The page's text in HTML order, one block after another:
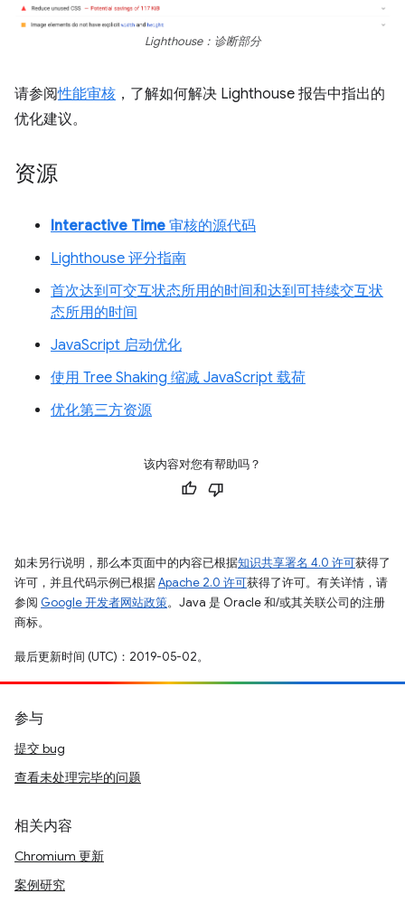
Lighthouse：诊断部分
请参阅性能审核 ，了解如何解决 Lighthouse 报告中指出的
优化建议。
资源
Interactive Time 审核的源代码
Lighthouse 评分指南
首次达到可交互状态所用的时间和达到可持续交互状
态所用的时间
JavaScript 启动优化
使用 Tree Shaking 缩减 JavaScript 载荷
优化第三方资源
该内容对您有帮助吗？
如未另行说明，那么本页面中的内容已根据知识共享署名 4.0 许可获得了
许可，并且代码示例已根据Apache 2.0 许可获得了许可。有关详情，请
参阅 Google 开发者网站政策。Java 是 Oracle 和/或其关联公司的注册
商标。
最后更新时间 (UTC)：2019-05-02。
参与
提交 bug
查看未处理完毕的问题
相关内容
Chromium 更新
案例研究